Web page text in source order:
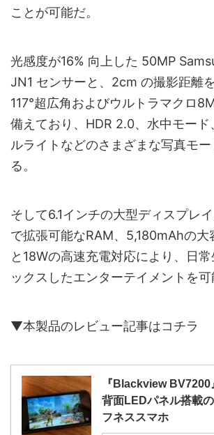
ことが可能だ。
光感度が16% 向上した 50MP
JN1 センサーと、2cm の撮影距離
117°超広角およびウルトラマクロ
備えており、HDR 2.0、水中モード
ルライトなどのさまざまな写真モ
る。
そして6.1インチの大型ディスプレ
で拡張可能なRAM、5,180mAhの大
と18Wの高速充電対応により、日
ックスしたエンターテイメントを可
▼本製品のレビュー記事はコチラ
『Blackview BV7200
背面LEDパネル搭載
フネススマホ